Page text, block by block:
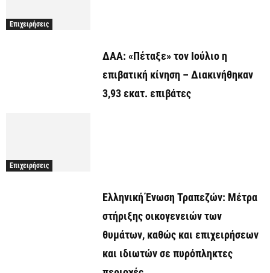
Επιχειρήσεις
ΔΑΑ: «Πέταξε» τον Ιούλιο η
επιβατική κίνηση – Διακινήθηκαν
3,93 εκατ. επιβάτες
Επιχειρήσεις
Ελληνική Ένωση Τραπεζών: Μέτρα
στήριξης οικογενειών των
θυμάτων, καθώς και επιχειρήσεων
και ιδιωτών σε πυρόπληκτες